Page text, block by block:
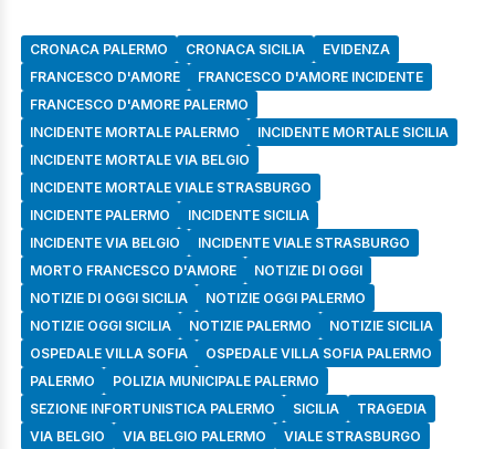
CRONACA PALERMO CRONACA SICILIA
EVIDENZA
FRANCESCO D'AMORE
FRANCESCO D'AMORE INCIDENTE
FRANCESCO D'AMORE PALERMO
INCIDENTE MORTALE PALERMO
INCIDENTE MORTALE SICILIA
INCIDENTE MORTALE VIA BELGIO
INCIDENTE MORTALE VIALE STRASBURGO
INCIDENTE PALERMO
INCIDENTE SICILIA
INCIDENTE VIA BELGIO
INCIDENTE VIALE STRASBURGO
MORTO FRANCESCO D'AMORE
NOTIZIE DI OGGI
NOTIZIE DI OGGI SICILIA
NOTIZIE OGGI PALERMO
NOTIZIE OGGI SICILIA
NOTIZIE PALERMO
NOTIZIE SICILIA
OSPEDALE VILLA SOFIA
OSPEDALE VILLA SOFIA PALERMO
PALERMO
POLIZIA MUNICIPALE PALERMO
SEZIONE INFORTUNISTICA PALERMO
SICILIA
TRAGEDIA
VIA BELGIO
VIA BELGIO PALERMO
VIALE STRASBURGO